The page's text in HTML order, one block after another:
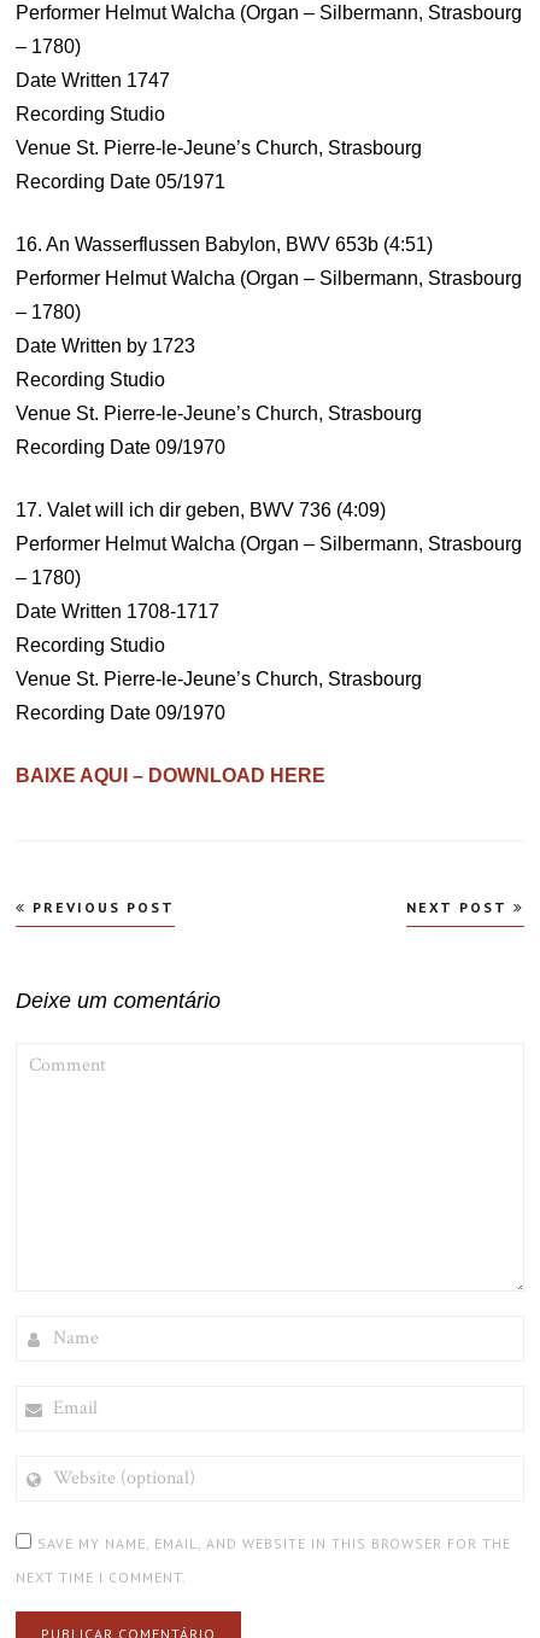
Performer Helmut Walcha (Organ – Silbermann, Strasbourg
– 1780)
Date Written 1747
Recording Studio
Venue St. Pierre-le-Jeune’s Church, Strasbourg
Recording Date 05/1971
16. An Wasserflussen Babylon, BWV 653b (4:51)
Performer Helmut Walcha (Organ – Silbermann, Strasbourg
– 1780)
Date Written by 1723
Recording Studio
Venue St. Pierre-le-Jeune’s Church, Strasbourg
Recording Date 09/1970
17. Valet will ich dir geben, BWV 736 (4:09)
Performer Helmut Walcha (Organ – Silbermann, Strasbourg
– 1780)
Date Written 1708-1717
Recording Studio
Venue St. Pierre-le-Jeune’s Church, Strasbourg
Recording Date 09/1970
BAIXE AQUI – DOWNLOAD HERE
Navegação
de
PREVIOUS POST NEXT POST
Deixe um comentário
(OPTIONAL)
SAVE MY NAME, EMAIL, AND WEBSITE IN THIS BROWSER FOR THE
NEXT TIME I COMMENT.